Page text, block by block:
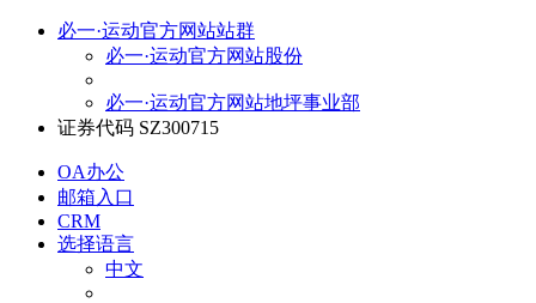
必一·运动官方网站站群
必一·运动官方网站股份
必一·运动官方网站地坪事业部
证券代码 SZ300715
OA办公
邮箱入口
CRM
选择语言
中文